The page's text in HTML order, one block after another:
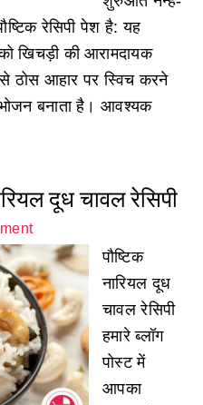
रेसिपी पेश है: यह
खिचड़ी की आरामदायक
ठोस आहार पर स्विच करने
बनाता है। आवश्यक
दूध चावल रेसिपी
पौष्टिक
नारियल दूध
चावल रेसिपी
हमारे ब्लॉग
पोस्ट में
आपका